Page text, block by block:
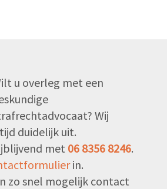
u overleg met een
Wij
duidelijk uit.
met 06 8356 8246.
in.
zo snel mogelijk contact